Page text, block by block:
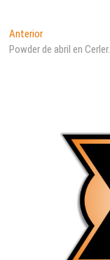
Navegación
de
AnteriorEntrada
anterior:
Powder de abril en Cerler.